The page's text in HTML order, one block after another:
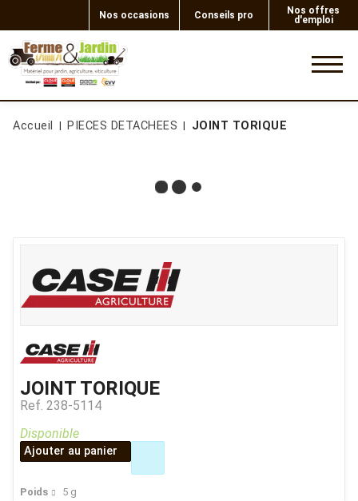
Nos occasions Conseils pro
Nos offres
d'emploi
Accueil PIECES DETACHEES JOINT TORIQUE
JOINT TORIQUE
Ref. 238-5114
Poids 5 g
Disponible
Ajouter au panier